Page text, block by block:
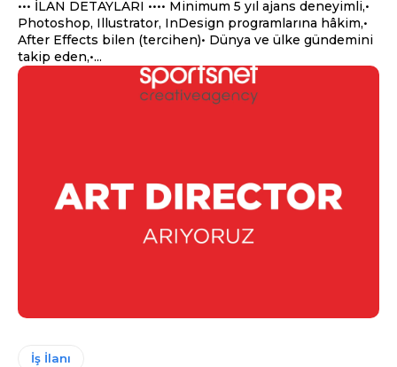
••• İLAN DETAYLARI •••• Minimum 5 yıl ajans deneyimli,•
Photoshop, Illustrator, InDesign programlarına hâkim,•
After Effects bilen (tercihen)• Dünya ve ülke gündemini
takip eden,•...
İş İlanı